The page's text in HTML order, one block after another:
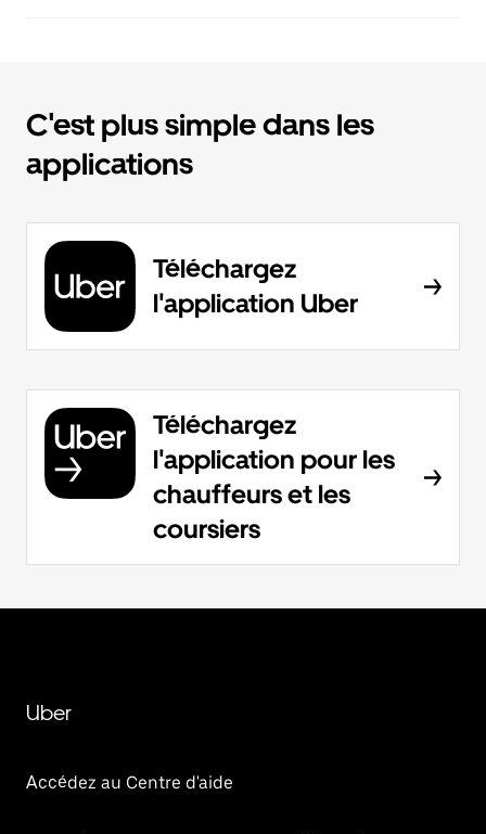
C'est plus simple dans les
applications
Téléchargez
l'application Uber
Téléchargez
l'application pour les
chauffeurs et les
coursiers
Uber
Accédez au Centre d'aide